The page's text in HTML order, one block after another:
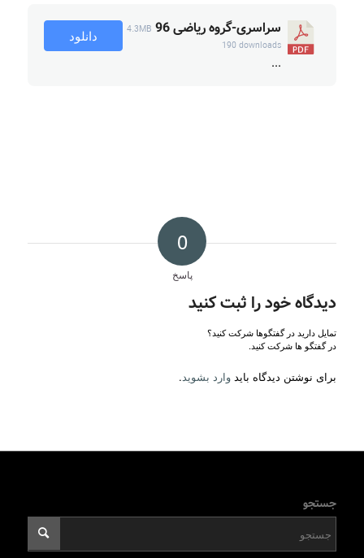
سراسری-گروه ریاضی 96
4.3MB
190 downloads
...
دانلود
0
پاسخ
دیدگاه خود را ثبت کنید
تمایل دارید در گفتگوها شرکت کنید؟
در گفتگو ها شرکت کنید.
برای نوشتن دیدگاه باید وارد بشوید.
جستجو